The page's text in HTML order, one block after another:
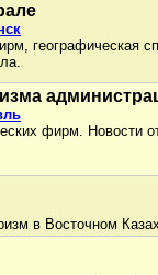
географическая
фирм. Новости
в Восточном